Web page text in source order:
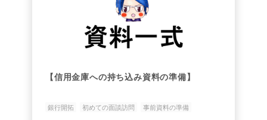
【信用金庫への持ち込み資料の準備】
銀行開拓 初めての面談訪問 事前資料の準備